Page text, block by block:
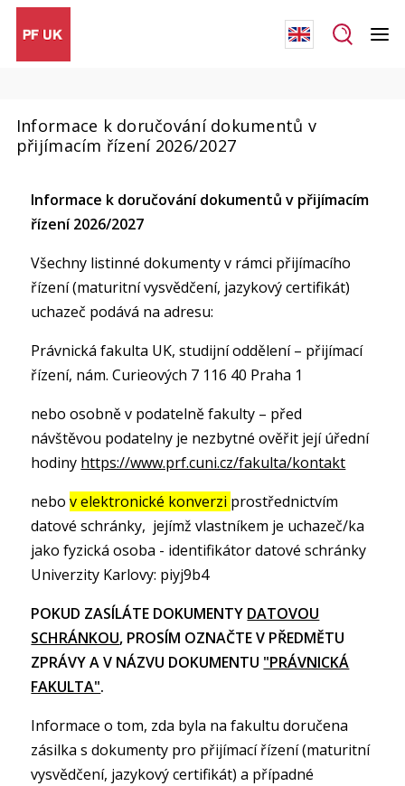
Informace k doručování dokumentů v
přijímacím řízení 2026/2027
Informace k doručování dokumentů v přijímacím
řízení 2026/2027
Všechny listinné dokumenty v rámci přijímacího
řízení (maturitní vysvědčení, jazykový certifikát)
uchazeč podává na adresu:
Právnická fakulta UK, studijní oddělení – přijímací
řízení, nám. Curieových 7 116 40 Praha 1
nebo osobně v podatelně fakulty – před
návštěvou podatelny je nezbytné ověřit její úřední
hodiny https://www.prf.cuni.cz/fakulta/kontakt
nebov elektronické konverzi prostřednictvím
datové schránky, jejímž vlastníkem je uchazeč/ka
jako fyzická osoba - identifikátor datové schránky
Univerzity Karlovy: piyj9b4
POKUD ZASÍLÁTE DOKUMENTY DATOVOU
SCHRÁNKOU, PROSÍM OZNAČTE V PŘEDMĚTU
ZPRÁVY A V NÁZVU DOKUMENTU "PRÁVNICKÁ
FAKULTA".
Informace o tom, zda byla na fakultu doručena
zásilka s dokumenty pro přijímací řízení (maturitní
vysvědčení, jazykový certifikát) a případné